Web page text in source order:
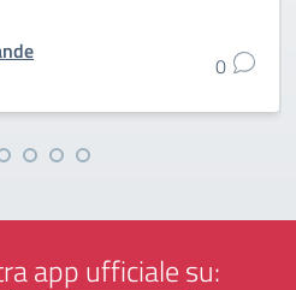
0
app ufficiale su: